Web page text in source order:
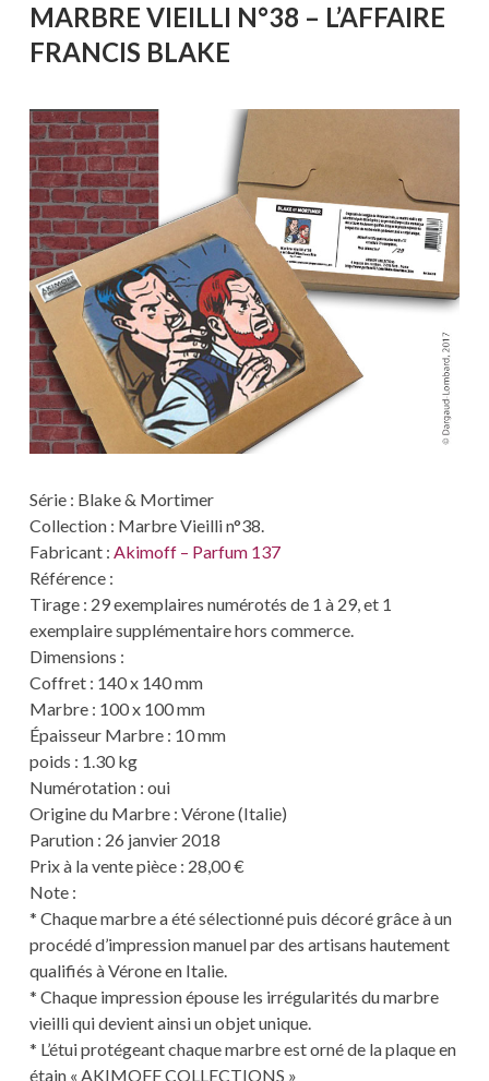
MARBRE VIEILLI N°38 – L’AFFAIRE
FRANCIS BLAKE
Série : Blake & Mortimer
Collection : Marbre Vieilli n°38.
Fabricant : Akimoff – Parfum 137
Référence :
Tirage : 29 exemplaires numérotés de 1 à 29, et 1
exemplaire supplémentaire hors commerce.
Dimensions :
Coffret : 140 x 140 mm
Marbre : 100 x 100 mm
Épaisseur Marbre : 10 mm
poids : 1.30 kg
Numérotation : oui
Origine du Marbre : Vérone (Italie)
Parution : 26 janvier 2018
Prix à la vente pièce : 28,00 €
Note :
* Chaque marbre a été sélectionné puis décoré grâce à un
procédé d’impression manuel par des artisans hautement
qualifiés à Vérone en Italie.
* Chaque impression épouse les irrégularités du marbre
vieilli qui devient ainsi un objet unique.
* L’étui protégeant chaque marbre est orné de la plaque en
étain « AKIMOFF COLLECTIONS »